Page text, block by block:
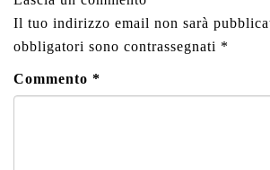
Il tuo indirizzo email non sarà
obbligatori sono contrassegnati *
Commento *